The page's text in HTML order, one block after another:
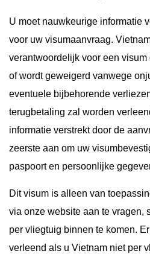
U moet nauwkeurige informatie
voor uw visumaanvraag.
verantwoordelijk voor een
of wordt geweigerd vanwege
eventuele bijbehorende
terugbetaling zal worden
informatie verstrekt door de
zeerste aan om uw
paspoort en persoonlijke
Dit visum is alleen van
via onze website aan te vragen,
per vliegtuig binnen te komen.
verleend als u Vietnam niet per